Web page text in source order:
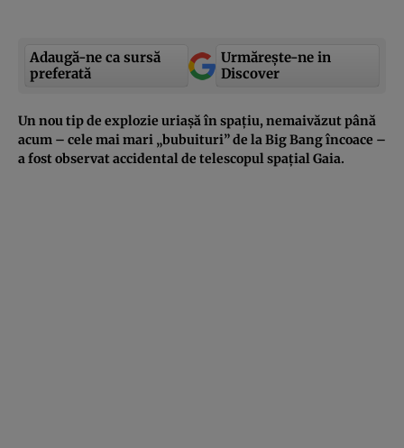
Adaugă-ne ca sursă
preferată
Urmărește-ne in
Discover
Un nou tip de explozie uriașă în spațiu, nemaivăzut până
acum – cele mai mari „bubuituri” de la Big Bang încoace –
a fost observat accidental de telescopul spațial Gaia.